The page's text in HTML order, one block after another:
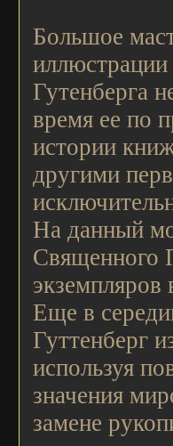
Большое
Гутенберга
время ее по
истории
другими
На данный
Священного
экземпляров
Еще в
Гуттенберг
используя
значения
замене